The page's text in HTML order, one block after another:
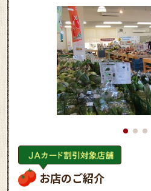
お店のご紹介